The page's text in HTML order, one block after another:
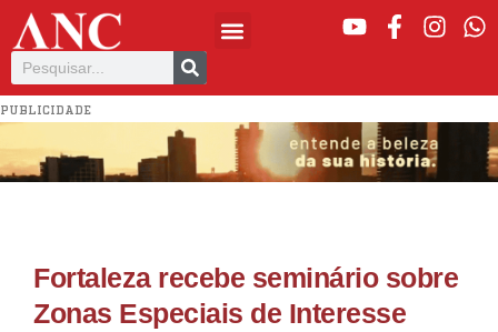
PUBLICIDADE
Fortaleza recebe seminário sobre
Zonas Especiais de Interesse